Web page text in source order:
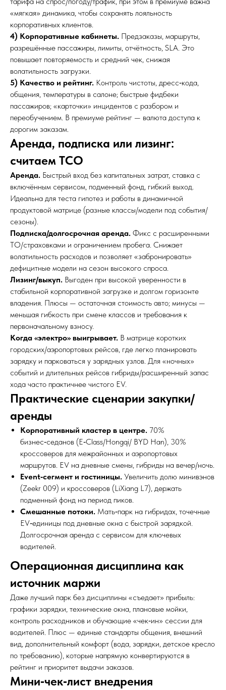
«мягкая» динамика, чтобы сохранять лояльность
корпоративных клиентов.
4) Корпоративные кабинеты. Предзаказы, маршруты,
разрешённые пассажиры, лимиты, отчётность, SLA. Это
повышает повторяемость и средний чек, снижая
волатильность загрузки.
5) Качество и рейтинг. Контроль чистоты, дресс‑кода,
общения, температуры в салоне; быстрые фидбеки
пассажиров; «карточки» инцидентов с разбором и
переобучением. В премиуме рейтинг — валюта доступа к
дорогим заказам.
Аренда, подписка или лизинг:
считаем TCO
Аренда. Быстрый вход без капитальных затрат, ставка с
включённым сервисом, подменный фонд, гибкий выход.
Идеальна для теста гипотез и работы в динамичной
продуктовой матрице (разные классы/модели под события/
сезоны).
Подписка/долгосрочная аренда. Фикс с расширенными
ТО/страховками и ограничением пробега. Снижает
волатильность расходов и позволяет «забронировать»
дефицитные модели на сезон высокого спроса.
Лизинг/выкуп. Выгоден при высокой уверенности в
стабильной корпоративной загрузке и долгом горизонте
владения. Плюсы — остаточная стоимость авто; минусы —
меньшая гибкость при смене классов и требования к
первоначальному взносу.
Когда «электро» выигрывает. В матрице коротких
городских/аэропортовых рейсов, где легко планировать
зарядку и парковаться у зарядных узлов. Для «ночных»
событий и длительных рейсов гибриды/расширенный запас
хода часто практичнее чистого EV.
Практические сценарии закупки/
аренды
Корпоративный кластер в центре. 70%
бизнес‑седанов (E‑Class/Hongqi/ BYD Han), 30%
кроссоверов для межрайонных и аэропортовых
маршрутов. EV на дневные смены, гибриды на вечер/ночь.
Event‑сегмент и гостиницы. Увеличить долю минивэнов
(Zeekr 009) и кроссоверов (LiXiang L7), держать
подменный фонд на период пиков.
Смешанные потоки. Мать‑парк на гибридах, точечные
EV‑единицы под дневные окна с быстрой зарядкой.
Долгосрочная аренда с сервисом для ключевых
водителей.
Операционная дисциплина как
источник маржи
Даже лучший парк без дисциплины «съедает» прибыль:
графики зарядки, технические окна, плановые мойки,
контроль расходников и обучающие «чек‑ин» сессии для
водителей. Плюс — единые стандарты общения, внешний
вид, дополнительный комфорт (вода, зарядки, детское кресло
по требованию), которые напрямую конвертируются в
рейтинг и приоритет выдачи заказов.
Мини‑чек‑лист внедрения